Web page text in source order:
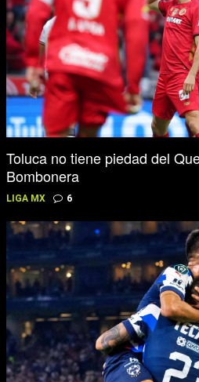
Toluca no tiene piedad del
Bombonera
LIGA MX 6